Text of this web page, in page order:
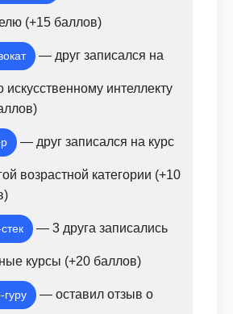
(+15 баллов)
— друг записался на
искусственному интеллекту
— друг записался на курс
возрастной категории (+10
— 3 друга записались
курсы (+20 баллов)
— оставил отзыв о